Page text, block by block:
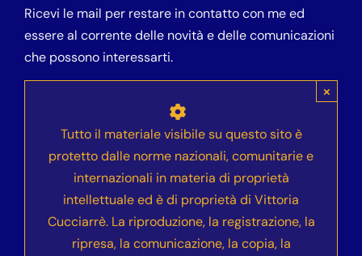
Ricevi le mail per restare in contatto con me ed
essere al corrente delle novità e delle comunicazioni
che possono interessarti.
Tutto il materiale visibile su questo sito è
protetto dalle norme nazionali, comunitarie e
internazionali in materia di proprietà
intellettuale ed è di proprietà di Vittoria
Cucciarrè. La riproduzione, la registrazione, la
ripresa, la comunicazione, la copia, la
×